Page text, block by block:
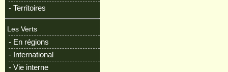
- Territoires
Les Verts
- En régions
- International
- Vie interne